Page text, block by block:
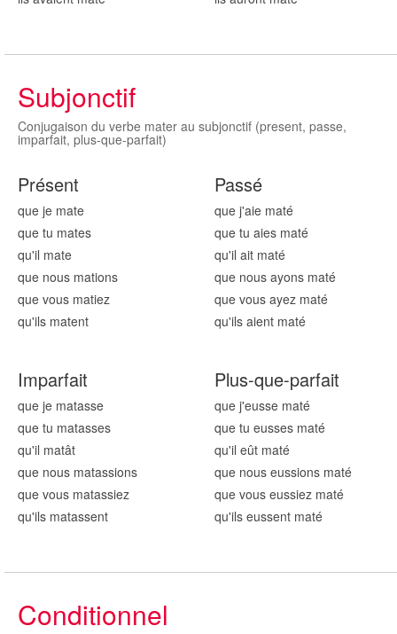
Subjonctif
Conjugaison du verbe mater au subjonctif (present, passe,
imparfait, plus-que-parfait)
Présent
que je mate
que tu mates
qu'il mate
que nous mations
que vous matiez
qu'ils matent
Passé
que j'aie maté
que tu aies maté
qu'il ait maté
que nous ayons maté
que vous ayez maté
qu'ils aient maté
Imparfait
que je matasse
que tu matasses
qu'il matât
que nous matassions
que vous matassiez
qu'ils matassent
Plus-que-parfait
que j'eusse maté
que tu eusses maté
qu'il eût maté
que nous eussions maté
que vous eussiez maté
qu'ils eussent maté
Conditionnel